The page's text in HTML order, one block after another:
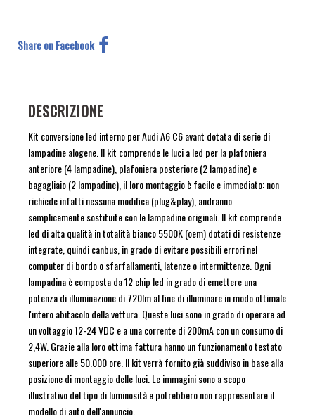
Share on Facebook
DESCRIZIONE
Kit conversione led interno per Audi A6 C6 avant dotata di serie di
lampadine alogene. Il kit comprende le luci a led per la plafoniera
anteriore (4 lampadine), plafoniera posteriore (2 lampadine) e
bagagliaio (2 lampadine), il loro montaggio è facile e immediato: non
richiede infatti nessuna modifica (plug&play), andranno
semplicemente sostituite con le lampadine originali. Il kit comprende
led di alta qualità in totalità bianco 5500K (oem) dotati di resistenze
integrate, quindi canbus, in grado di evitare possibili errori nel
computer di bordo o sfarfallamenti, latenze o intermittenze. Ogni
lampadina è composta da 12 chip led in grado di emettere una
potenza di illuminazione di 720lm al fine di illuminare in modo ottimale
l'intero abitacolo della vettura. Queste luci sono in grado di operare ad
un voltaggio 12-24 VDC e a una corrente di 200mA con un consumo di
2,4W. Grazie alla loro ottima fattura hanno un funzionamento testato
superiore alle 50.000 ore. Il kit verrà fornito già suddiviso in base alla
posizione di montaggio delle luci. Le immagini sono a scopo
illustrativo del tipo di luminosità e potrebbero non rappresentare il
modello di auto dell'annuncio.